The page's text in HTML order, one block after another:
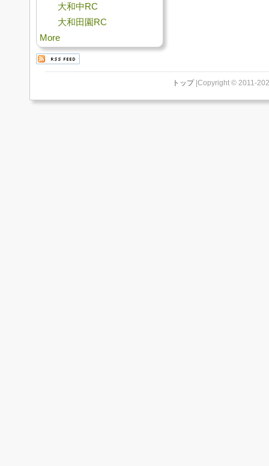
大和中RC
大和田園RC
More
トップ|Copyright © 2011-